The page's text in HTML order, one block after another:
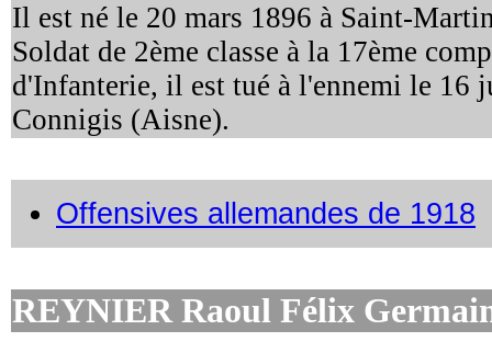
Il est né le 20 mars 1896 à Saint-
Soldat de 2ème classe à la 17ème
d'Infanterie, il est tué à l'ennemi le 16
Connigis (Aisne).
Offensives allemandes de 1918
REYNIER Raoul Félix